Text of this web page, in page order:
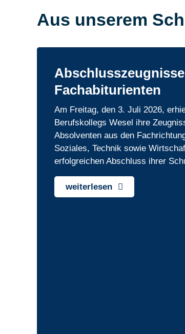
Aus unserem
Fachabiturienten
Am Freitag, den 3. Juli 2026,
Berufskollegs Wesel ihre
Absolventen aus den
Soziales, Technik sowie
erfolgreichen Abschluss ihrer
weiterlesen